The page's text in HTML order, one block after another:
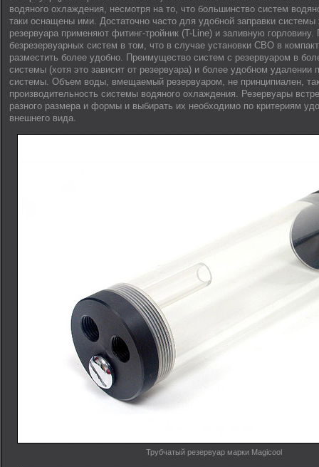
водяного охлаждения, несмотря на то, что большинство систем
таки оснащены ими. Достаточно часто для удобной заправки
резервуара применяют фитинг-тройник (T-Line) и заливную
безрезервуарных систем в том, что в случае установки СВО в
разместить более удобно. Преимущество систем с резервуаром в
системы (хотя это зависит от резервуара) и более удобном удалении
системы. Объем воды, вмещаемый резервуаром, не принципиален,
производительность системы водяного охлаждения. Резервуары
разного размера и формы и выбирать их необходимо по критериям
внешнего вида.
Трубчатый резервуар марки Magicool